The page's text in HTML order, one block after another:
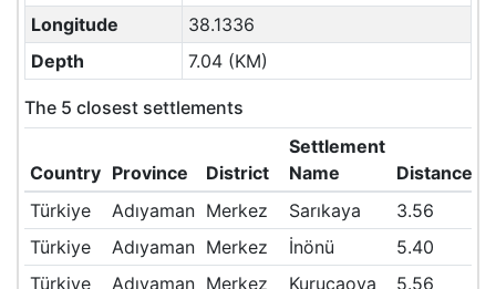
Longitude
38.1336
Depth
7.04 (KM)
The 5 closest settlements
Country Province District
Settlement
Name
Türkiye
Adıyaman Merkez Sarıkaya
3.56
Türkiye
Adıyaman Merkez İnönü
5.40
Türkiye
Adıyaman Merkez Kurucaova
5.56